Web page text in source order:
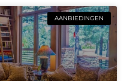
AANBIEDINGEN